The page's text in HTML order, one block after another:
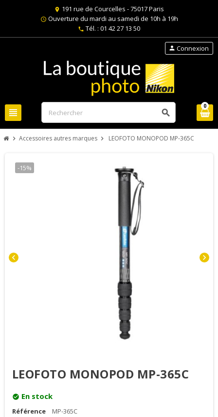
location_on 191 rue de Courcelles - 75017 Paris
schedule Ouverture du mardi au samedi de 10h à 19h
phone Tél. : 01 42 27 13 50
view_headline search
person Connexion
0
chevron_right Accessoires autres marques chevron_right LEOFOTO MONOPOD MP-365C
chevron_left chevron_right
-15%
LEOFOTO MONOPOD MP-365C
check_circle En stock
Référence MP-365C